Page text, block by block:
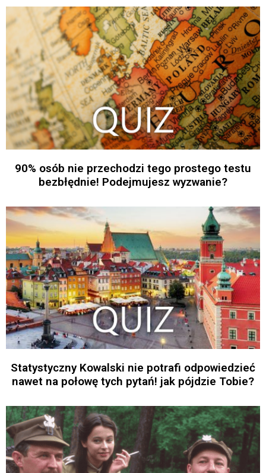
90% osób nie przechodzi tego prostego testu
bezbłędnie! Podejmujesz wyzwanie?
Statystyczny Kowalski nie potrafi odpowiedzieć
nawet na połowę tych pytań! jak pójdzie Tobie?